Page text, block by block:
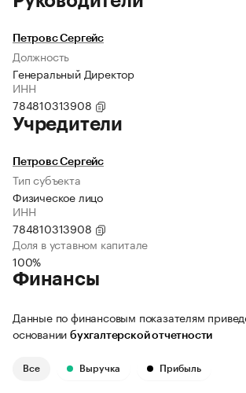
Петровс Сергейс
Должность
Генеральный Директор
ИНН
784810313908
Учредители
Петровс Сергейс
Тип субъекта
Физическое лицо
ИНН
784810313908
Доля в уставном капитале
100%
Финансы
Данные по финансовым показателям
основании бухгалтерской отчетности
Все Выручка Прибыль